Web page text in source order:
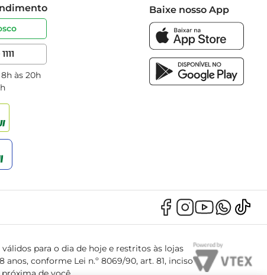
às 20h
Baixe nosso App
para o dia de hoje e restritos às lojas
conforme Lei n.º 8069/90, art. 81, inciso